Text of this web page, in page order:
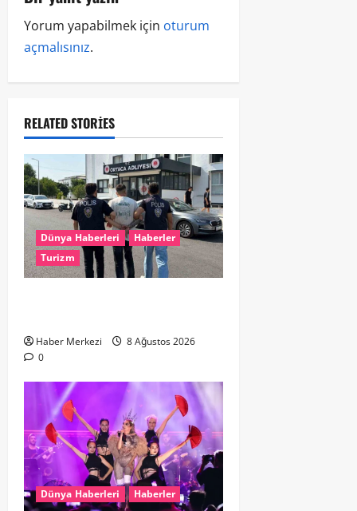
Yorum yapabilmek için oturum
açmalısınız.
RELATED STORIES
Dünya Haberleri
Haberler
Turizm
Haber Merkezi
8 Ağustos 2026
0
Dünya Haberleri Haberler